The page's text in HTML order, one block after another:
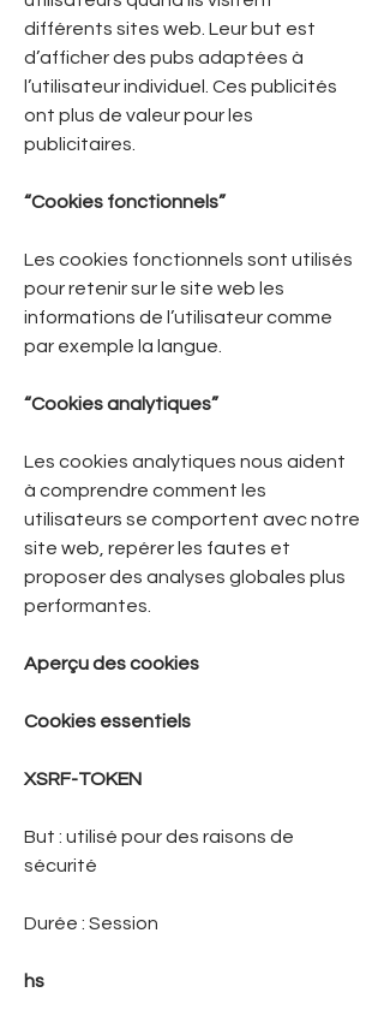
différents sites web. Leur but est
d’afficher des pubs adaptées à
l’utilisateur individuel. Ces publicités
ont plus de valeur pour les
publicitaires.
“Cookies fonctionnels”
Les cookies fonctionnels sont utilisés
pour retenir sur le site web les
informations de l’utilisateur comme
par exemple la langue.
“Cookies analytiques”
Les cookies analytiques nous aident
à comprendre comment les
utilisateurs se comportent avec notre
site web, repérer les fautes et
proposer des analyses globales plus
performantes.
Aperçu des cookies
Cookies essentiels
XSRF-TOKEN
But : utilisé pour des raisons de
sécurité
Durée : Session
hs